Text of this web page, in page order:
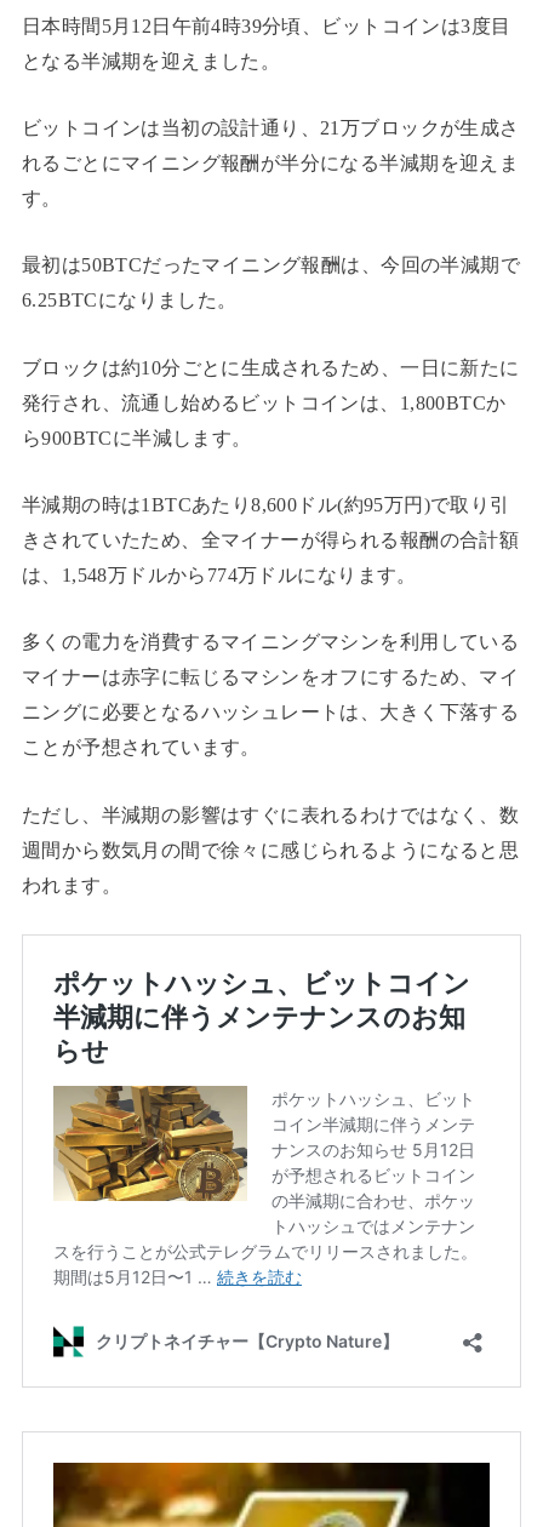
日本時間5月12日午前4時39分頃、ビットコインは3度目
となる半減期を迎えました。
ビットコインは当初の設計通り、21万ブロックが生成さ
れるごとにマイニング報酬が半分になる半減期を迎えま
す。
最初は50BTCだったマイニング報酬は、今回の半減期で
6.25BTCになりました。
ブロックは約10分ごとに生成されるため、一日に新たに
発行され、流通し始めるビットコインは、1,800BTCか
ら900BTCに半減します。
半減期の時は1BTCあたり8,600ドル(約95万円)で取り引
きされていたため、全マイナーが得られる報酬の合計額
は、1,548万ドルから774万ドルになります。
多くの電力を消費するマイニングマシンを利用している
マイナーは赤字に転じるマシンをオフにするため、マイ
ニングに必要となるハッシュレートは、大きく下落する
ことが予想されています。
ただし、半減期の影響はすぐに表れるわけではなく、数
週間から数気月の間で徐々に感じられるようになると思
われます。